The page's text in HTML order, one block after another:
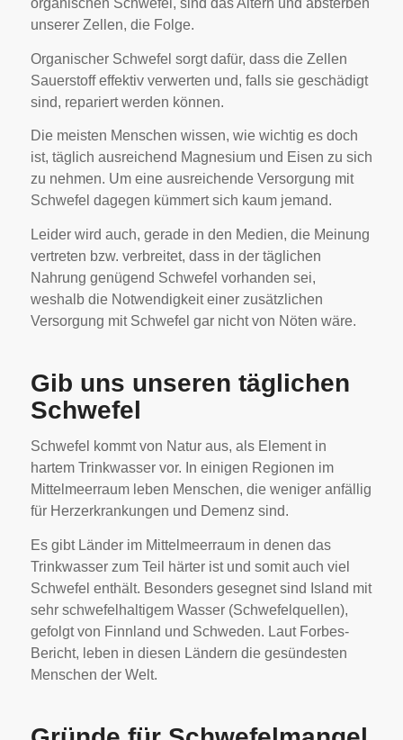
organischen Schwefel, sind das Altern und absterben
unserer Zellen, die Folge.
Organischer Schwefel sorgt dafür, dass die Zellen
Sauerstoff effektiv verwerten und, falls sie geschädigt
sind, repariert werden können.
Die meisten Menschen wissen, wie wichtig es doch
ist, täglich ausreichend Magnesium und Eisen zu sich
zu nehmen. Um eine ausreichende Versorgung mit
Schwefel dagegen kümmert sich kaum jemand.
Leider wird auch, gerade in den Medien, die Meinung
vertreten bzw. verbreitet, dass in der täglichen
Nahrung genügend Schwefel vorhanden sei,
weshalb die Notwendigkeit einer zusätzlichen
Versorgung mit Schwefel gar nicht von Nöten wäre.
Gib uns unseren täglichen
Schwefel
Schwefel kommt von Natur aus, als Element in
hartem Trinkwasser vor. In einigen Regionen im
Mittelmeerraum leben Menschen, die weniger anfällig
für Herzerkrankungen und Demenz sind.
Es gibt Länder im Mittelmeerraum in denen das
Trinkwasser zum Teil härter ist und somit auch viel
Schwefel enthält. Besonders gesegnet sind Island mit
sehr schwefelhaltigem Wasser (Schwefelquellen),
gefolgt von Finnland und Schweden. Laut Forbes-
Bericht, leben in diesen Ländern die gesündesten
Menschen der Welt.